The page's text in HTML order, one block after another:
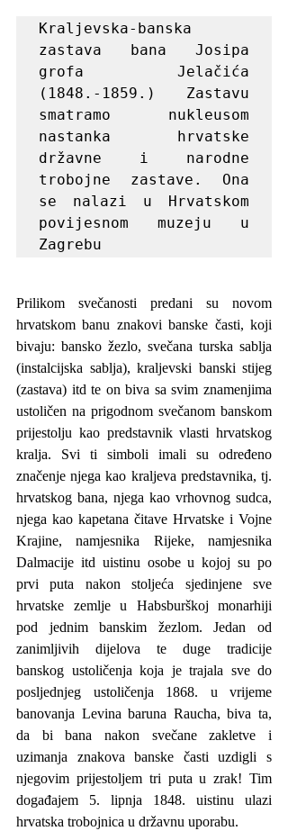
Kraljevska-banska
zastava bana Josipa
grofa Jelačića
(1848.-1859.) Zastavu
smatramo nukleusom
nastanka hrvatske
državne i narodne
trobojne zastave. Ona
se nalazi u Hrvatskom
povijesnom muzeju u
Zagrebu
Prilikom svečanosti predani su novom
hrvatskom banu znakovi banske časti, koji
bivaju: bansko žezlo, svečana turska sablja
(instalcijska sablja), kraljevski banski stijeg
(zastava) itd te on biva sa svim znamenjima
ustoličen na prigodnom svečanom banskom
prijestolju kao predstavnik vlasti hrvatskog
kralja. Svi ti simboli imali su određeno
značenje njega kao kraljeva predstavnika, tj.
hrvatskog bana, njega kao vrhovnog sudca,
njega kao kapetana čitave Hrvatske i Vojne
Krajine, namjesnika Rijeke, namjesnika
Dalmacije itd uistinu osobe u kojoj su po
prvi puta nakon stoljeća sjedinjene sve
hrvatske zemlje u Habsburškoj monarhiji
pod jednim banskim žezlom. Jedan od
zanimljivih dijelova te duge tradicije
banskog ustoličenja koja je trajala sve do
posljednjeg ustoličenja 1868. u vrijeme
banovanja Levina baruna Raucha, biva ta,
da bi bana nakon svečane zakletve i
uzimanja znakova banske časti uzdigli s
njegovim prijestoljem tri puta u zrak! Tim
događajem 5. lipnja 1848. uistinu ulazi
hrvatska trobojnica u državnu uporabu.